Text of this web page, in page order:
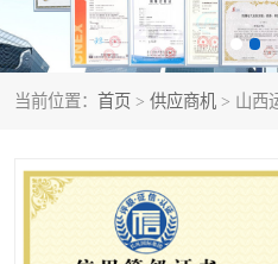
当前位置： 首页 > 供应商机 > 山西
劳安认证